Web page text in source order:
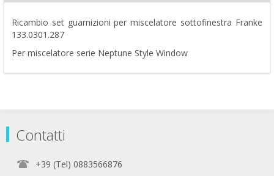
Ricambio set guarnizioni per miscelatore sottofinestra Franke
133.0301.287
Per miscelatore serie Neptune Style Window
Contatti
+39 (Tel) 0883566876